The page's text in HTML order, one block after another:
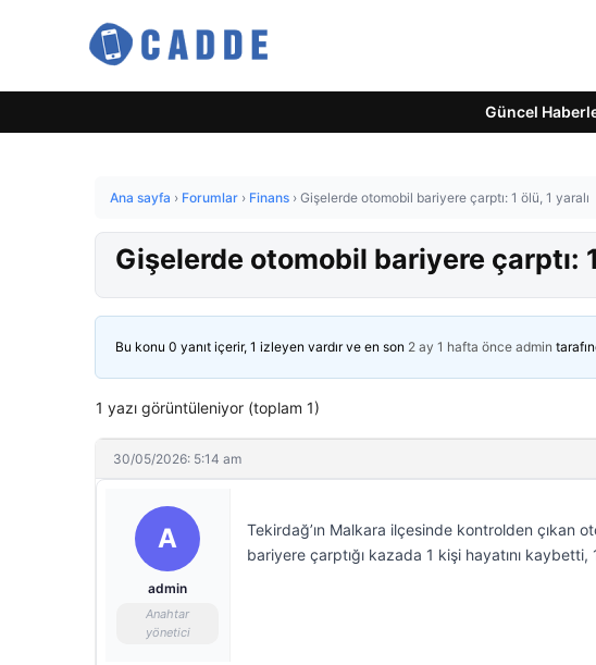
Güncel
Ana sayfa › Forumlar › Finans › Gişelerde otomobil bariyere çarptı: 1 ölü, 1 yaralı
Gişelerde otomobil bariyere çarptı:
Bu konu 0 yanıt içerir, 1 izleyen vardır ve en son 2 ay 1 hafta önce admin
1 yazı görüntüleniyor (toplam 1)
30/05/2026: 5:14 am
A
admin
Anahtar
yönetici
Tekirdağ’ın Malkara ilçesinde kontrolden çıkan
bariyere çarptığı kazada 1 kişi hayatını kaybetti,